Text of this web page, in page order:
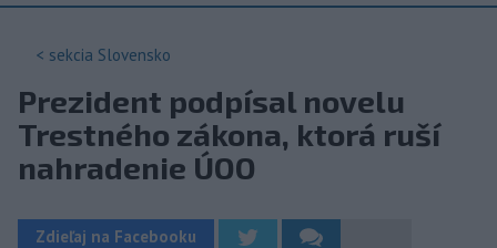
< sekcia Slovensko
Prezident podpísal novelu
Trestného zákona, ktorá ruší
nahradenie ÚOO
Zdieľaj na Facebooku